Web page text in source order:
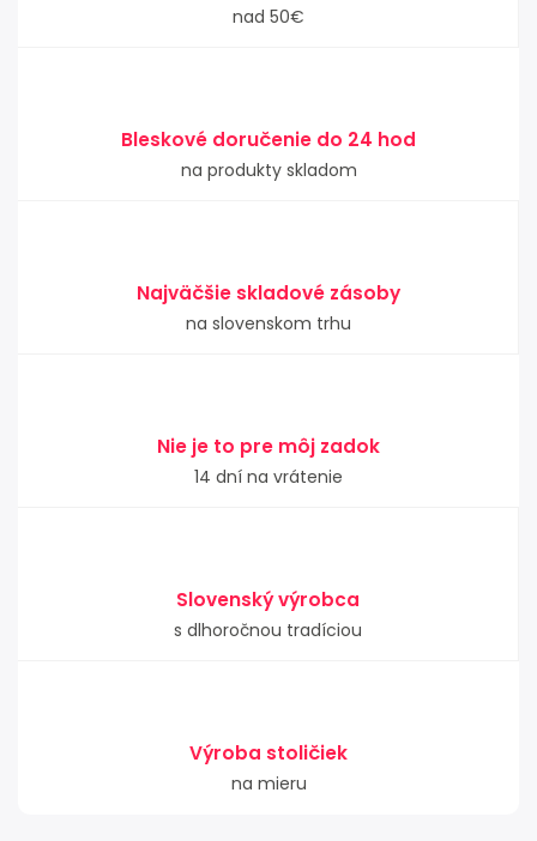
nad 50€
Bleskové doručenie do 24 hod
na produkty skladom
Najväčšie skladové zásoby
na slovenskom trhu
Nie je to pre môj zadok
14 dní na vrátenie
Slovenský výrobca
s dlhoročnou tradíciou
Výroba stoličiek
na mieru